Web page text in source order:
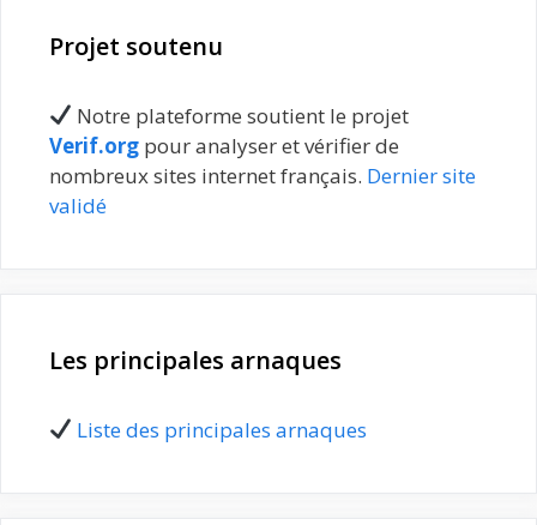
Projet soutenu
Notre plateforme soutient le projet
Verif.org pour analyser et vérifier de
nombreux sites internet français. Dernier site
validé
Les principales arnaques
Liste des principales arnaques